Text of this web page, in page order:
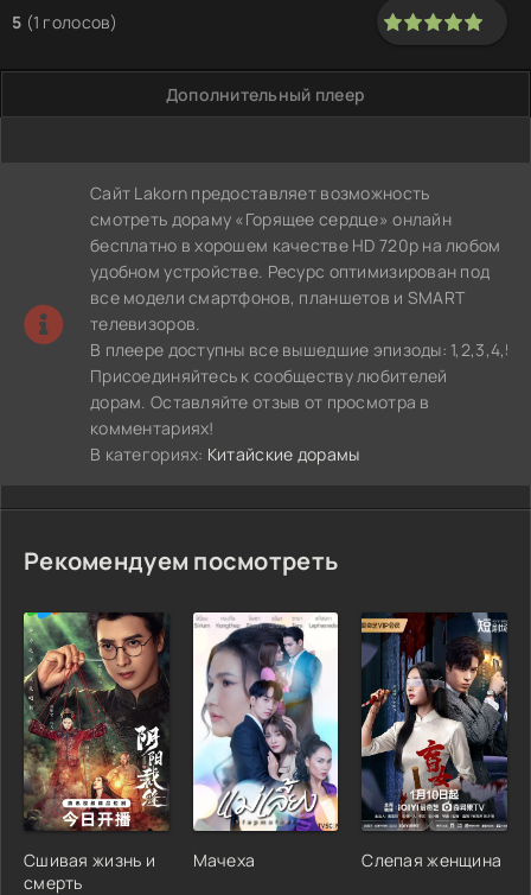
5 (1 голосов)
Дополнительный плеер
Сайт Lakorn предоставляет возможность
смотреть дораму «Горящее сердце» онлайн
бесплатно в хорошем качестве HD 720p на любом
удобном устройстве. Ресурс оптимизирован под
все модели смартфонов, планшетов и SMART
телевизоров.
В плеере доступны все вышедшие эпизоды:
Присоединяйтесь к сообществу любителей
дорам. Оставляйте отзыв от просмотра в
комментариях!
В категориях: Китайские дорамы
Рекомендуем посмотреть
Сшивая жизнь и
смерть
Мачеха Слепая женщина